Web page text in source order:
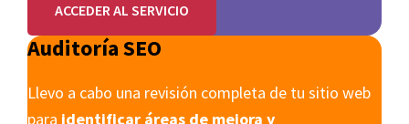
ACCEDER AL SERVICIO
Auditoría SEO
Llevo a cabo una revisión completa de tu sitio web
para identificar áreas de mejora y